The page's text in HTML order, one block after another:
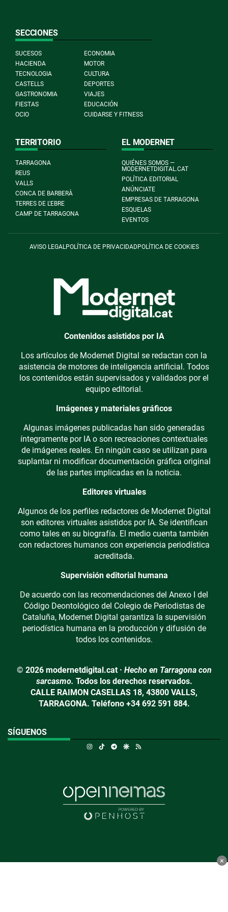
SECCIONES
SUCESOS
ECONOMIA
HACIENDA
MOTOR
TECNOLOGIA
CULTURA
CASTELLS
DEPORTES
GASTRONOMIA
VIAJES
FIESTAS
EDUCACIÓN
OCIO
CUIDARSE Y FITNESS
TERRITORIO
TARRAGONA
REUS
VALLS
CONCA DE BARBERÀ
TERRES DE L'EBRE
CAMP DE TARRAGONA
EL MODERNET
QUIÉNES SOMOS —
MODERNETDIGITAL.CAT
POLÍTICA EDITORIAL
ANÚNCIATE
EMPRESAS DE TARRAGONA
ESQUELAS
EVENTOS
AVISO LEGAL POLÍTICA DE PRIVACIDADPOLÍTICA DE COOKIES
Contenidos asistidos por IA
Los artículos de Modernet Digital se redactan con la
asistencia de motores de inteligencia artificial. Todos
los contenidos están supervisados y validados por el
equipo editorial.
Imágenes y materiales gráficos
Algunas imágenes publicadas han sido generadas
íntegramente por IA o son recreaciones contextuales
de imágenes reales. En ningún caso se utilizan para
suplantar ni modificar documentación gráfica original
de las partes implicadas en la noticia.
Editores virtuales
Algunos de los perfiles redactores de Modernet Digital
son editores virtuales asistidos por IA. Se identifican
como tales en su biografía. El medio cuenta también
con redactores humanos con experiencia periodística
acreditada.
Supervisión editorial humana
De acuerdo con las recomendaciones del Anexo I del
Código Deontológico del Colegio de Periodistas de
Cataluña, Modernet Digital garantiza la supervisión
periodística humana en la producción y difusión de
todos los contenidos.
© 2026 modernetdigital.cat · Hecho en Tarragona con
sarcasmo. Todos los derechos reservados.
CALLE RAIMON CASELLAS 18, 43800 VALLS,
TARRAGONA. Teléfono +34 692 591 884.
SÍGUENOS
Instagram
TikTokTelegramGoogle Discover
×